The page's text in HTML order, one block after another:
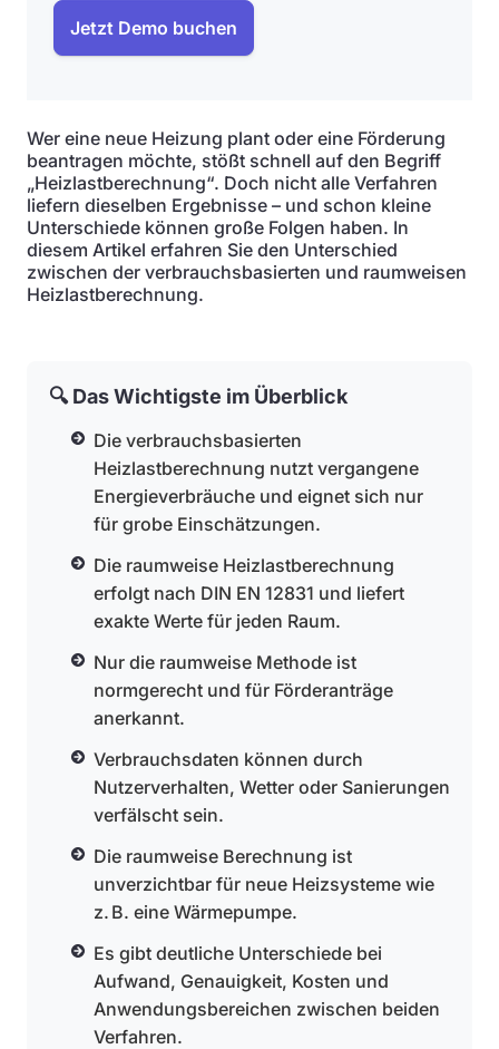
Jetzt Demo buchen
Wer eine neue Heizung plant oder eine Förderung
beantragen möchte, stößt schnell auf den Begriff
„Heizlastberechnung“. Doch nicht alle Verfahren
liefern dieselben Ergebnisse – und schon kleine
Unterschiede können große Folgen haben. In
diesem Artikel erfahren Sie den Unterschied
zwischen der verbrauchsbasierten und raumweisen
Heizlastberechnung.
🔍 Das Wichtigste im Überblick
Die verbrauchsbasierten
Heizlastberechnung nutzt vergangene
Energieverbräuche und eignet sich nur
für grobe Einschätzungen.
Die raumweise Heizlastberechnung
erfolgt nach DIN EN 12831 und liefert
exakte Werte für jeden Raum.
Nur die raumweise Methode ist
normgerecht und für Förderanträge
anerkannt.
Verbrauchsdaten können durch
Nutzerverhalten, Wetter oder Sanierungen
verfälscht sein.
Die raumweise Berechnung ist
unverzichtbar für neue Heizsysteme wie
z. B. eine Wärmepumpe.
Es gibt deutliche Unterschiede bei
Aufwand, Genauigkeit, Kosten und
Anwendungsbereichen zwischen beiden
Verfahren.